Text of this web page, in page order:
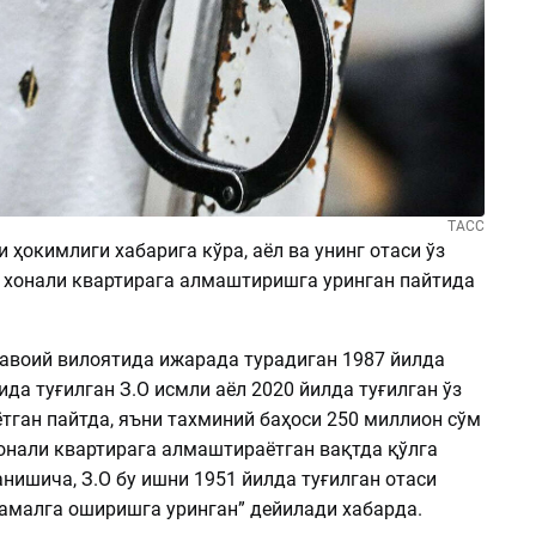
ТАСС
ҳокимлиги хабарига кўра, аёл ва унинг отаси ўз
квартирага алмаштиришга уринган пайтида
вилоятида ижарада турадиган 1987 йилда
туғилган З.О исмли аёл 2020 йилда туғилган ўз
пайтда, яъни тахминий баҳоси 250 миллион сўм
квартирага алмаштираётган вақтда қўлга
З.О бу ишни 1951 йилда туғилган отаси
оширишга уринган” дейилади хабарда.